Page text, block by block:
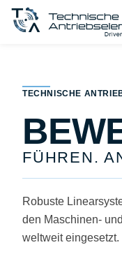
TECHNISCHE
FÜHREN.
Robuste
den Maschinen-
weltweit eingesetzt.